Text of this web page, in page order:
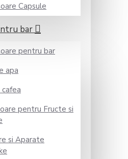
Capsule
bar
pentru bar
apa
pentru Fructe si
si Aparate